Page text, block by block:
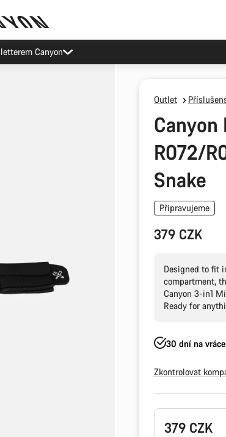
Canyon
Outlet
Canyon
R072/
Snake
Připravujeme
379 CZK
Designed to fit
compartment,
Canyon 3-in1
Ready for
30 dní na
Zkontrolovat
Konfigurace
produktu
379 CZK